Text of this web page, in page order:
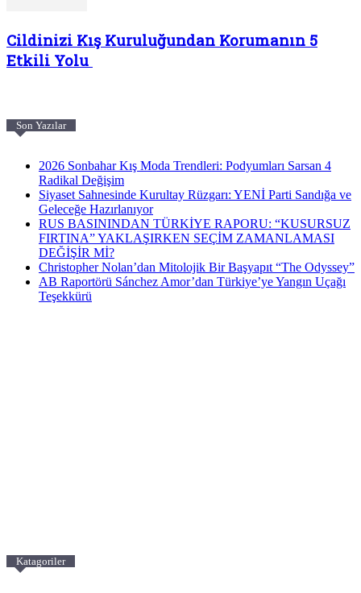
Cildinizi Kış Kuruluğundan Korumanın 5
Etkili Yolu
Son Yazılar
2026 Sonbahar Kış Moda Trendleri: Podyumları Sarsan 4
Radikal Değişim
Siyaset Sahnesinde Kurultay Rüzgarı: YENİ Parti Sandığa ve
Geleceğe Hazırlanıyor
RUS BASININDAN TÜRKİYE RAPORU: “KUSURSUZ
FIRTINA” YAKLAŞIRKEN SEÇİM ZAMANLAMASI
DEĞİŞİR Mİ?
Christopher Nolan’dan Mitolojik Bir Başyapıt “The Odyssey”
AB Raportörü Sánchez Amor’dan Türkiye’ye Yangın Uçağı
Teşekkürü
Katagoriler